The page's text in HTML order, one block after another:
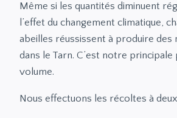
Même si les quantités diminuent
l’effet du changement climatique,
abeilles réussissent à produire
dans le Tarn. C’est notre
volume.
Nous effectuons les récoltes à